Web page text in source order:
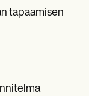
tapaamisen